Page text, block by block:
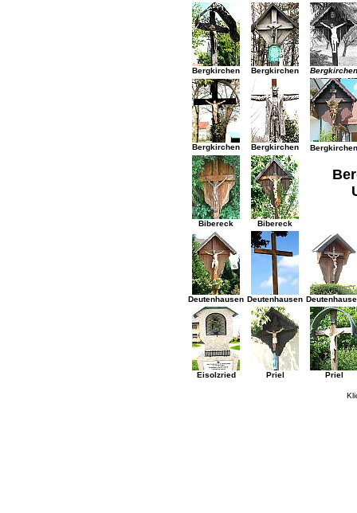
Bergkirchen Bergkirchen Bergkirchen
Bergkirchen Bergkirchen Bergkirchen
Bibereck Bibereck
Deutenhausen Deutenhausen
Eisolzried Priel Priel